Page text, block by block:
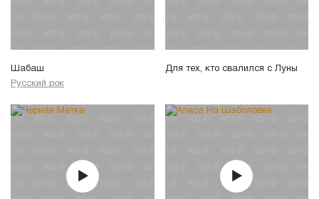
Шабаш
Русский рок
Для тех, кто свалился с Луны